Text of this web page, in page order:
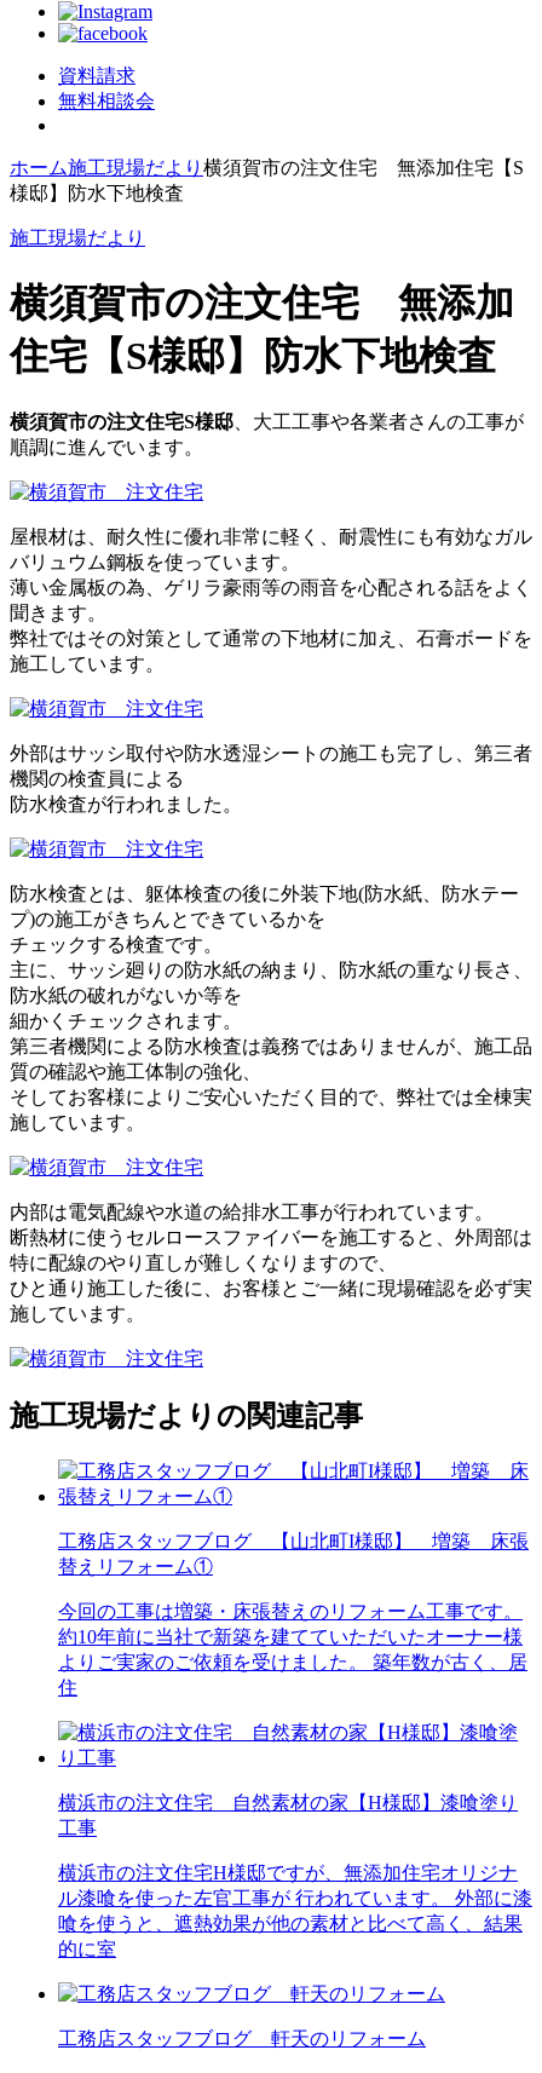
資料請求
無料相談会
ホーム施工現場だより 横須賀市の注文住宅 無添加住宅【S
様邸】防水下地検査
施工現場だより
横須賀市の注文住宅 無添加
住宅【S様邸】防水下地検査
横須賀市の注文住宅S様邸 、大工工事や各業者さんの工事が
順調に進んでいます。
屋根材は、耐久性に優れ非常に軽く、耐震性にも有効なガル
バリュウム鋼板を使っています。
薄い金属板の為、ゲリラ豪雨等の雨音を心配される話をよく
聞きます。
弊社ではその対策として通常の下地材に加え、石膏ボードを
施工しています。
外部はサッシ取付や防水透湿シートの施工も完了し、第三者
機関の検査員による
防水検査が行われました。
防水検査とは、躯体検査の後に外装下地(防水紙、防水テー
プ)の施工がきちんとできているかを
チェックする検査です。
主に、サッシ廻りの防水紙の納まり、防水紙の重なり長さ、
防水紙の破れがないか等を
細かくチェックされます。
第三者機関による防水検査は義務ではありませんが、施工品
質の確認や施工体制の強化、
そしてお客様によりご安心いただく目的で、弊社では全棟実
施しています。
内部は電気配線や水道の給排水工事が行われています。
断熱材に使うセルロースファイバーを施工すると、外周部は
特に配線のやり直しが難しくなりますので、
ひと通り施工した後に、お客様とご一緒に現場確認を必ず実
施しています。
施工現場だよりの関連記事
工務店スタッフブログ 【山北町I様邸】 増築 床張
替えリフォーム①
今回の工事は増築・床張替えのリフォーム工事です。
約10年前に当社で新築を建てていただいたオーナー様
よりご実家のご依頼を受けました。 築年数が古く、居
住
横浜市の注文住宅 自然素材の家【H様邸】漆喰塗り
工事
横浜市の注文住宅H様邸ですが、無添加住宅オリジナ
ル漆喰を使った左官工事が 行われています。 外部に漆
喰を使うと、遮熱効果が他の素材と比べて高く、結果
的に室
工務店スタッフブログ 軒天のリフォーム